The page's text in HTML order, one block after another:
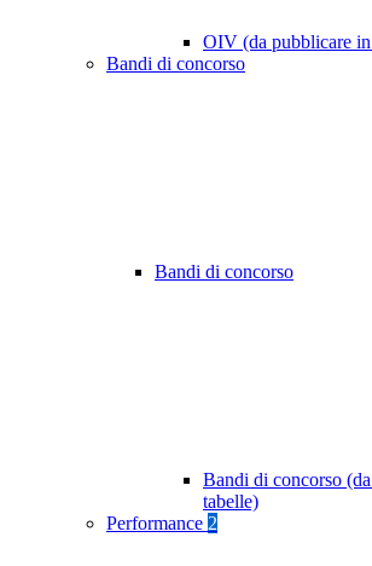
OIV (da pubblicare
Bandi di concorso
Bandi di concorso
Bandi di concorso
tabelle)
Performance 2